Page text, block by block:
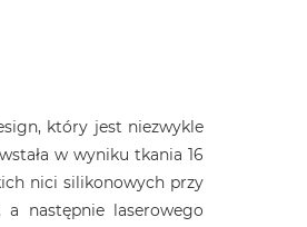
który jest niezwykle
w wyniku tkania 16
nici silikonowych przy
a następnie laserowego